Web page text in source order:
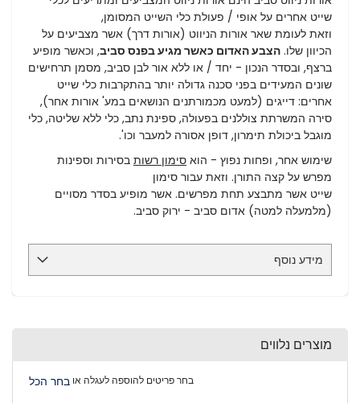
שייט אחרים על אופי / פעולת כלי השייט המסומן,
וזאת לעומת שאר אורות הניווט (אורות דרך) אשר מצביעים על
הכיוון שלו. הצבע האדום כאשר מגיע בפנס סביב, וכאשר מופיע
ברצף, ובסדר הנכון - יחד / או ללא אור לבן סביב, מסמן תרחישים
שונים המעידים בפני סכנה גדולה יותר בהתקרבות כלי שייט
אחרים: דייגים (למעט מכמורתנים הנושאים במע' אורות אחר),
סירה המשרתת צוללנים בפעולה, ספינת נתב, כלי ללא שליטה, כלי
מוגבל ביכולת תימרון, דופן אסורה למעבר וכו'.
שימוש אחר, ופחות נפוץ - הוא סימון רשות בסירות וספינות
מפרש על קצה התורן. וזאת עבור סימון
שייט אשר מתבצע תחת מפרשים. אשר מופיע בסדר מסויים
(מלמעלה למטה) אדום סביב - ירוק סביב.
מידע נוסף
מוצרים נלווים
בחר פריטים להוספה לעגלה או בחר הכל